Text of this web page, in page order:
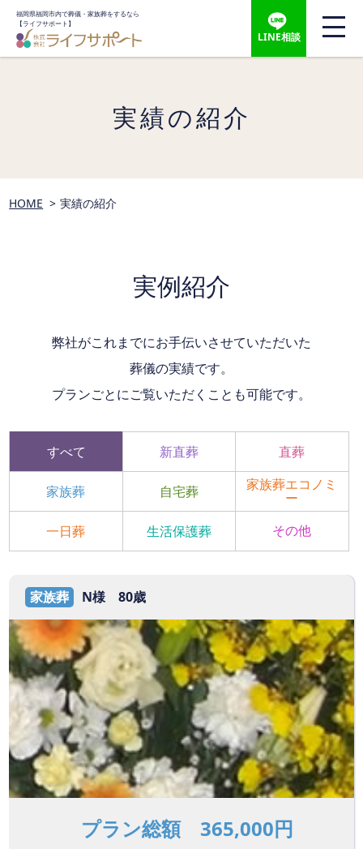
福岡県福岡市内で葬儀・家族葬をするなら
【ライフサポート】
LINE相談
実績の紹介
HOME 実績の紹介
実例紹介
弊社がこれまでにお手伝いさせていただいた
葬儀の実績です。
プランごとにご覧いただくことも可能です。
すべて 新直葬 直葬
家族葬 自宅葬 家族葬エコノミ
ー
一日葬
生活保護葬 その他
家族葬 N様 80歳
プラン総額 365,000円